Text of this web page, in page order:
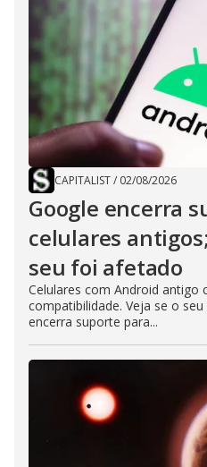
CAPITALIST/ 02/08/2026
Google encerra
celulares
seu foi afetado
Celulares com Android antigo
compatibilidade. Veja se o
encerra suporte para...